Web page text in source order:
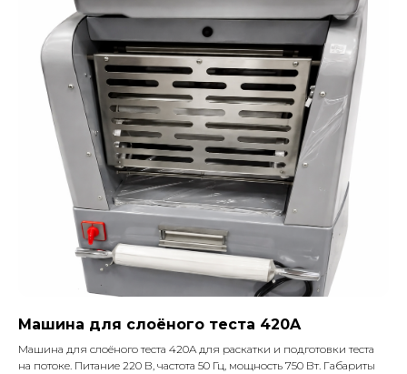
Машина для слоёного теста 420A
Машина для слоёного теста 420A для раскатки и подготовки теста
на потоке. Питание 220 В, частота 50 Гц, мощность 750 Вт. Габариты